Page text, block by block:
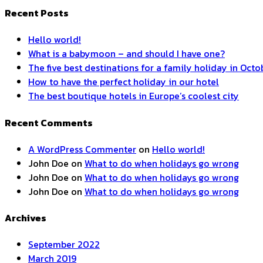
Recent Posts
Hello world!
What is a babymoon – and should I have one?
The five best destinations for a family holiday in
How to have the perfect holiday in our hotel
The best boutique hotels in Europe’s coolest city
Recent Comments
A WordPress Commenter on Hello world!
John Doe on What to do when holidays go wrong
John Doe on What to do when holidays go wrong
John Doe on What to do when holidays go wrong
Archives
September 2022
March 2019